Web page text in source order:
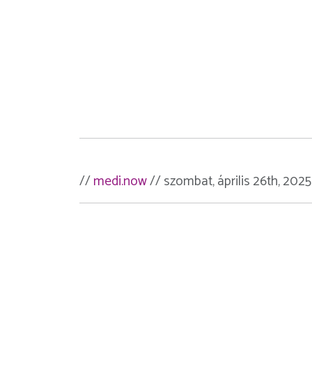
//medi.now// szombat, április 26th, 2025